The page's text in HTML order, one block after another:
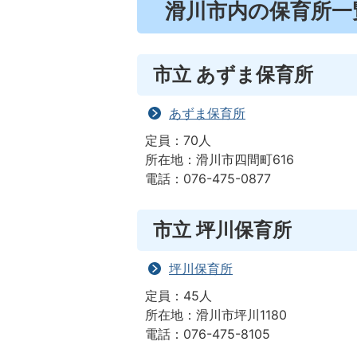
滑川市内の保育所一
市立 あずま保育所
あずま保育所
定員：70人
所在地：滑川市四間町616
電話：076-475-0877
市立 坪川保育所
坪川保育所
定員：45人
所在地：滑川市坪川1180
電話：076-475-8105